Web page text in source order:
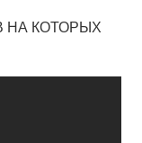
КОТОРЫХ